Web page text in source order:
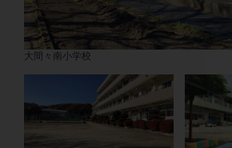
大間々南小学校